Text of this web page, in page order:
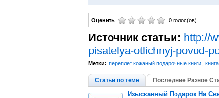
Оценить 0 голос(ов)
Источник статьи: http://
pisatelya-otlichnyj-povod-
Метки: переплет кожаный подарочные книги,
Статьи по теме Последние Разное
Изысканный Подарок На